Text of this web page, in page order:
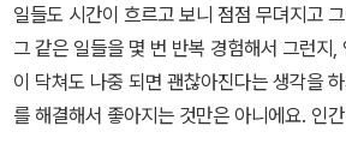
909년에 발표되었는데, 이보다 앞서 1902
좋은 대조를 이룬다. 《배덕자》의 주인공 미
에서 이탈해 구속 없는 생을 희구한 나머지
은 문》의 주인공 알리사는 미덕을 추구하면
일들도 시간이 흐르고 보니 점점 무뎌지고
그 같은 일들을 몇 번 반복 경험해서 그런지
이 닥쳐도 나중 되면 괜찮아진다는 생각을
를 해결해서 좋아지는 것만은 아니에요. 인